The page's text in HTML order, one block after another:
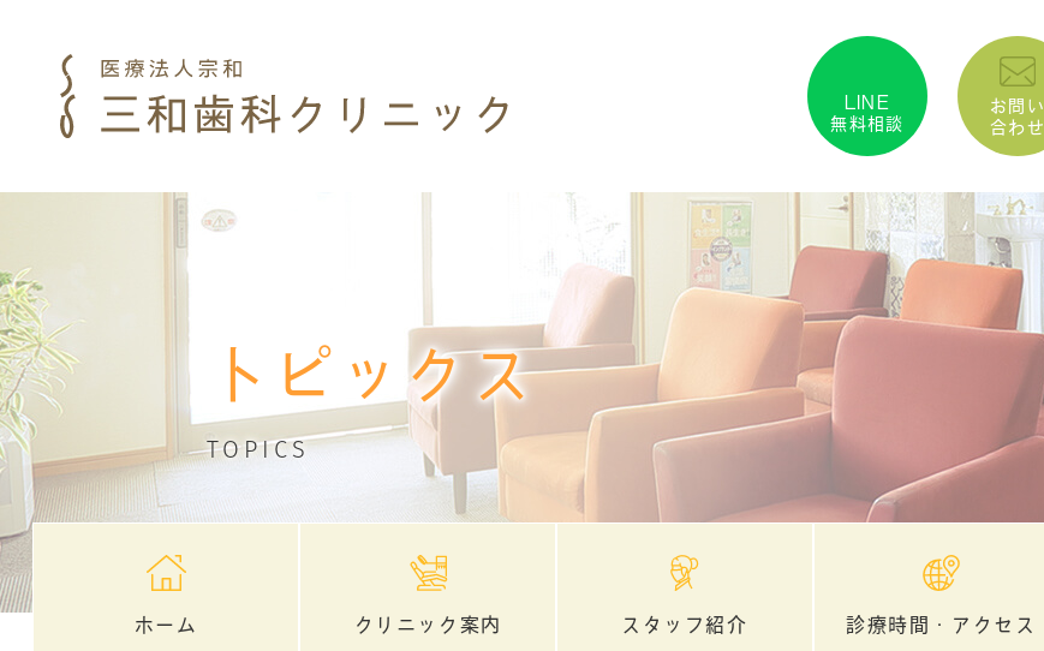
LINE
無料相談
お問い
合わせ
トピックス
TOPICS
ホーム クリニック案内 スタッフ紹介 診療時間・アクセス